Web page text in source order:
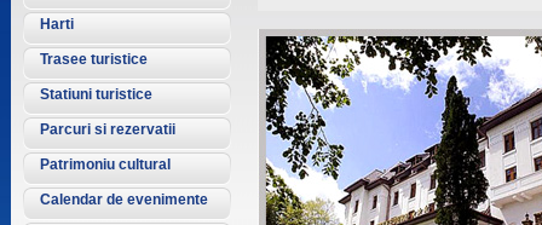
Harti
Trasee turistice
Statiuni turistice
Parcuri si rezervatii
Patrimoniu cultural
Calendar de evenimente